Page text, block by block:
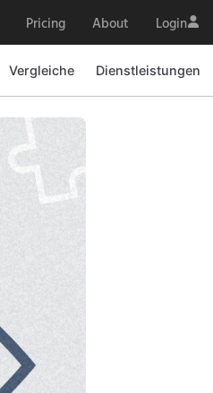
Pricing About Login
Vergleiche Dienstleistungen